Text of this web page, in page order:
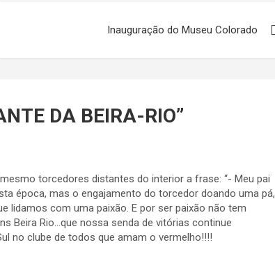
Inauguração do Museu Colorado
DA BEIRA-RIO”
torcedores distantes do interior a frase: “- Meu pai
época, mas o engajamento do torcedor doando uma pá,
lidamos com uma paixão. E por ser paixão não tem
Beira Rio…que nossa senda de vitórias continue
no clube de todos que amam o vermelho!!!!